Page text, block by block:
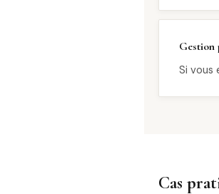
Gestion
Si vous
Cas